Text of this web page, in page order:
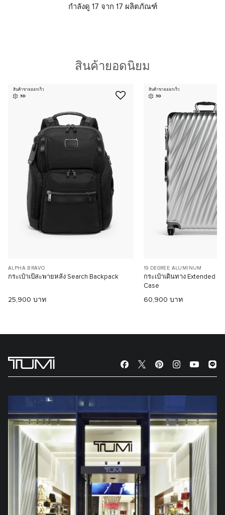
กำลังดู 17 จาก 17 ผลิตภัณฑ์
สินค้ายอดนิยม
สินค้าขายออกเร็ว
3D
ALPHA BRAVO
กระเป๋าเป้สะพายหลัง Search Backpack
25,900 บาท
สินค้าขายออกเร็ว
3D
19 DEGREE ALUMINUM
กระเป๋าเดินทาง Extended
Case
60,900 บาท